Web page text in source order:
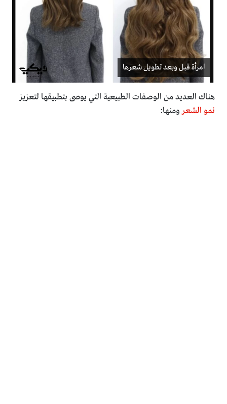
امرأة قبل وبعد تطويل شعرها
هناك العديد من الوصفات الطبيعية التي يوصى بتطبيقها لتعزيز
نمو الشعرومنها: